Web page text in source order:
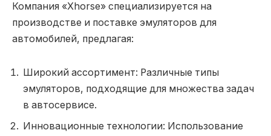
Компания «Xhorse» специализируется на
производстве и поставке эмуляторов для
автомобилей, предлагая:
Широкий ассортимент: Различные типы
эмуляторов, подходящие для множества задач
в автосервисе.
Инновационные технологии: Использование